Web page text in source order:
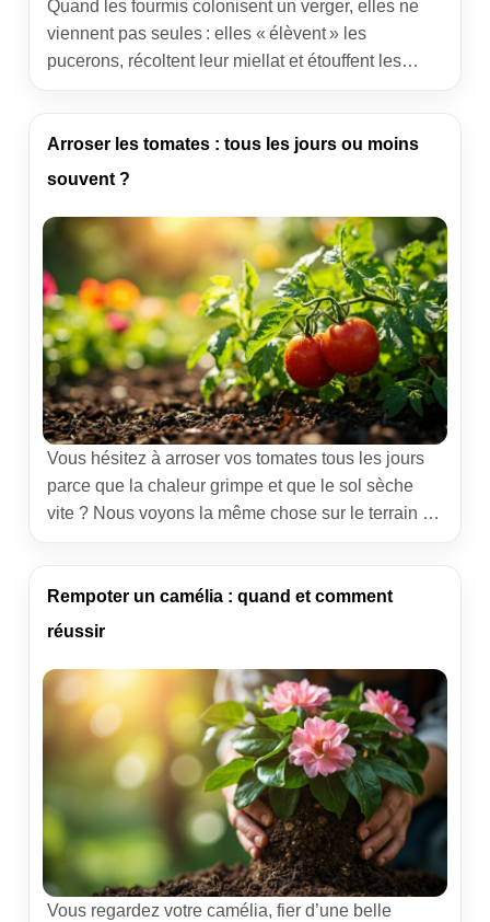
Quand les fourmis colonisent un verger, elles ne
viennent pas seules : elles « élèvent » les
pucerons, récoltent leur miellat et étouffent les
Nous avons appris, en coopérative, qu’un simple
geste change tout : couper l’accès au tronc. Voici
Arroser les tomates : tous les jours ou moins
souvent ?
Vous hésitez à arroser vos tomates tous les jours
parce que la chaleur grimpe et que le sol sèche
vite ? Nous voyons la même chose sur le terrain :
des apports plus espacés mais plus généreux, et
un sol protégé. Voici […]
Rempoter un camélia : quand et comment
réussir
Vous regardez votre camélia, fier d’une belle